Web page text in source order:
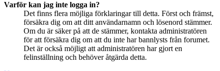
Varför kan jag inte logga in?
Det finns flera möjliga förklaringar till detta. Först och främst,
försäkra dig om att ditt användarnamn och lösenord stämmer.
Om du är säker på att de stämmer, kontakta administratören
för att försäkra dig om att du inte har bannlysts från forumet.
Det är också möjligt att administratören har gjort en
felinställning och behöver åtgärda detta.